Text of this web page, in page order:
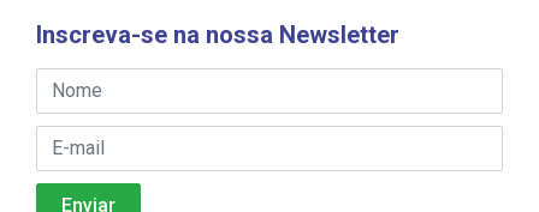
Inscreva-se na nossa Newsletter